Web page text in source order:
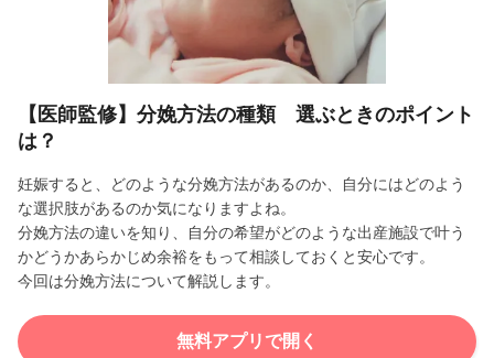
【医師監修】分娩方法の種類 選ぶときのポイント
は？
妊娠すると、どのような分娩方法があるのか、自分にはどのよう
な選択肢があるのか気になりますよね。
分娩方法の違いを知り、自分の希望がどのような出産施設で叶う
かどうかあらかじめ余裕をもって相談しておくと安心です。
今回は分娩方法について解説します。
無料アプリで開く